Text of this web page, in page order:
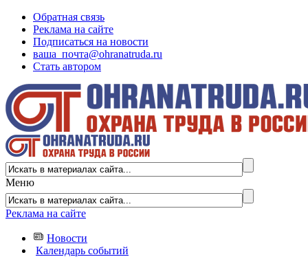
Обратная связь
Реклама на сайте
Подписаться на новости
ваша_почта@ohranatruda.ru
Стать автором
Меню
Реклама на сайте
Новости
Календарь событий